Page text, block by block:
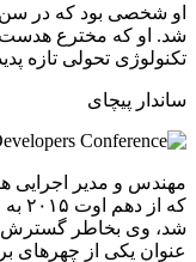
شد. او که مخترع
تکنولوژی تحولی تازه
ساندار پیچای
مهندس و مدیر اجرایی
که
شد، وی بخاطر گسترش
عنوان یکی از چهرهای